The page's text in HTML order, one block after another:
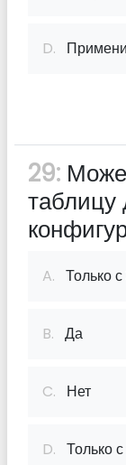
D.
29:
таблицу
A. Только
B. Да
C. Нет
D. Только